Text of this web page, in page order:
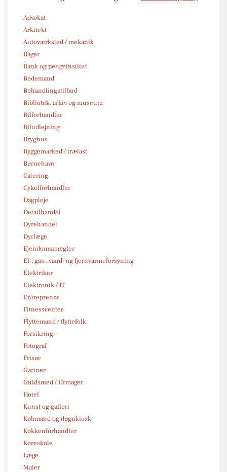
Advokat
Arkitekt
Autoværksted / mekanik
Bager
Bank og pengeinstitut
Bedemand
Behandlingstilbud
Bibliotek, arkiv og museum
Bilforhandler
Biludlejning
Bryghus
Byggemarked / trælast
Børnehave
Catering
Cykelforhandler
Dagpleje
Detailhandel
Dyrehandel
Dyrlæge
Ejendomsmægler
El-, gas-, vand- og fjernvarmeforsyning
Elektriker
Elektronik / IT
Entreprenør
Fitnesscenter
Flyttemand / flyttefolk
Forsikring
Fotograf
Frisør
Gartner
Guldsmed / Urmager
Hotel
Kunst og galleri
Købmand og døgnkiosk
Køkkenforhandler
Køreskole
Læge
Maler